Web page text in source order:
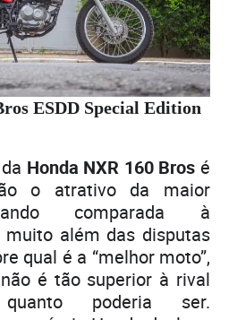
ESDD Special Edition
Honda NXR 160 Bros é
o atrativo da maior
comparada à
muito além das disputas
qual é a “melhor moto”,
é tão superior à rival
poderia ser.